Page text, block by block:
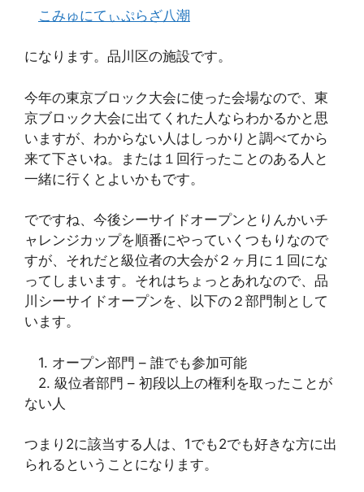
こみゅにてぃぷらざ八潮
になります。品川区の施設です。
今年の東京ブロック大会に使った会場なので、東
京ブロック大会に出てくれた人ならわかるかと思
いますが、わからない人はしっかりと調べてから
来て下さいね。または１回行ったことのある人と
一緒に行くとよいかもです。
でですね、今後シーサイドオープンとりんかいチ
ャレンジカップを順番にやっていくつもりなので
すが、それだと級位者の大会が２ヶ月に１回にな
ってしまいます。それはちょっとあれなので、品
川シーサイドオープンを、以下の２部門制として
います。
1. オープン部門 – 誰でも参加可能
2. 級位者部門 – 初段以上の権利を取ったことが
ない人
つまり2に該当する人は、1でも2でも好きな方に出
られるということになります。